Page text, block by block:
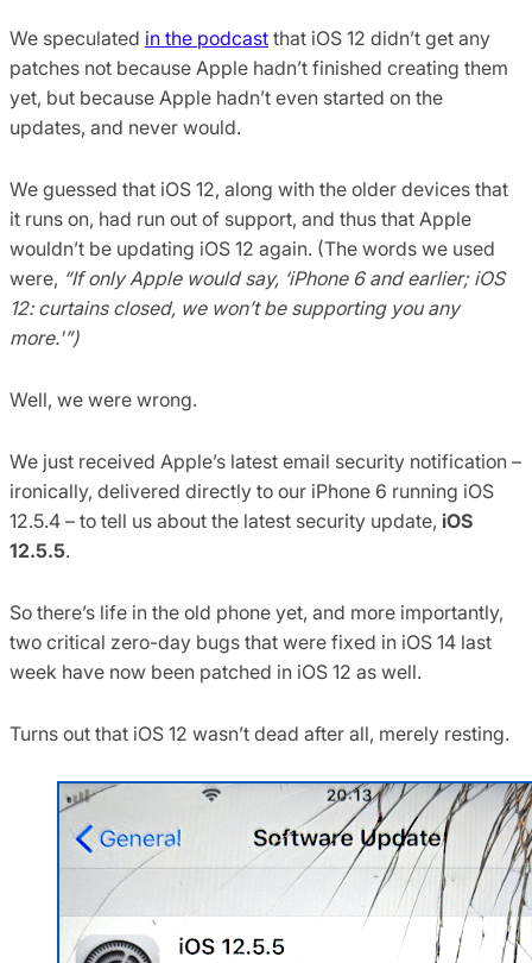
We speculated in the podcast that iOS 12 didn’t get any
patches not because Apple hadn’t finished creating them
yet, but because Apple hadn’t even started on the
updates, and never would.
We guessed that iOS 12, along with the older devices that
it runs on, had run out of support, and thus that Apple
wouldn’t be updating iOS 12 again. (The words we used
were, “If only Apple would say, ‘iPhone 6 and earlier; iOS
12: curtains closed, we won’t be supporting you any
more.'”)
Well, we were wrong.
We just received Apple’s latest email security notification –
ironically, delivered directly to our iPhone 6 running iOS
12.5.4 – to tell us about the latest security update, iOS
12.5.5.
So there’s life in the old phone yet, and more importantly,
two critical zero-day bugs that were fixed in iOS 14 last
week have now been patched in iOS 12 as well.
Turns out that iOS 12 wasn’t dead after all, merely resting.